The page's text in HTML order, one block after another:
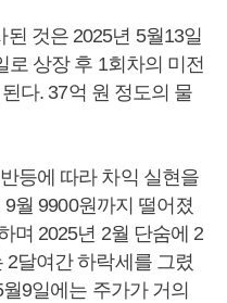
것은 2025년 5월13일
로 상장 후 1회차의 미전
다. 37억 원 정도의 물
등에 따라 차익 실현을
월 9900원까지 떨어졌
며 2025년 2월 단숨에 2
2달여간 하락세를 그렸
9일에는 주가가 거의